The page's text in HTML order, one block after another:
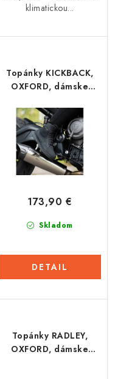
klimatickou...
Topánky KICKBACK,
OXFORD, dámske
Skladom
173,90 €
DETAIL
Topánky RADLEY,
OXFORD, dámske